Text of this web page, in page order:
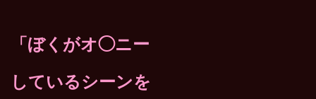
「ぼくがオ◯ニー
しているシーンを